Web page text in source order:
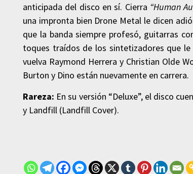
anticipada del disco en sí. Cierra “Human
una impronta bien Drone Metal le dicen
que la banda siempre profesó, guitarras
toques traídos de los sintetizadores que le
vuelva Raymond Herrera y Christian Olde
Burton y Dino están nuevamente en carrera.
Rareza: En su versión “Deluxe”, el disco
y Landfill (Landfill Cover).